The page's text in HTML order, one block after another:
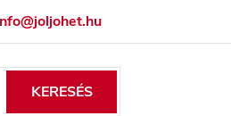
Adatkezelési tájékoztató
KERESÉS